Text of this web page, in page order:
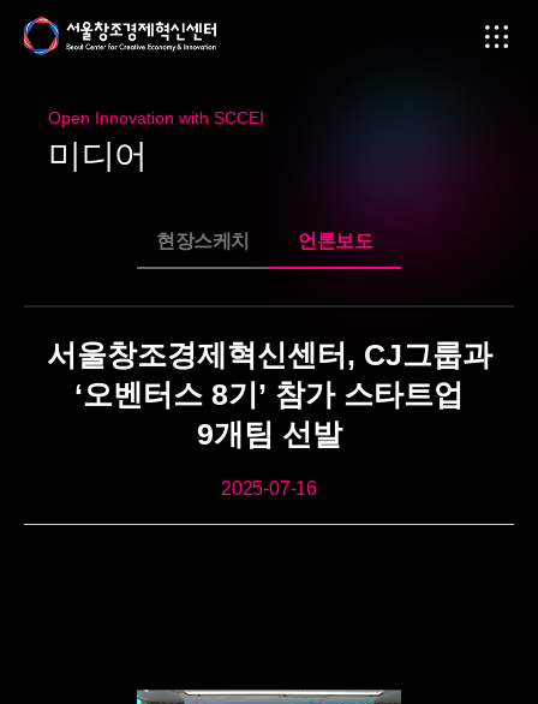
Open Innovation with SCCEI
미 디 어
현장스케치 언론보도
서울창조경제혁신센터, CJ그룹과
‘오벤터스 8기’ 참가 스타트업
9개팀 선발
2025-07-16